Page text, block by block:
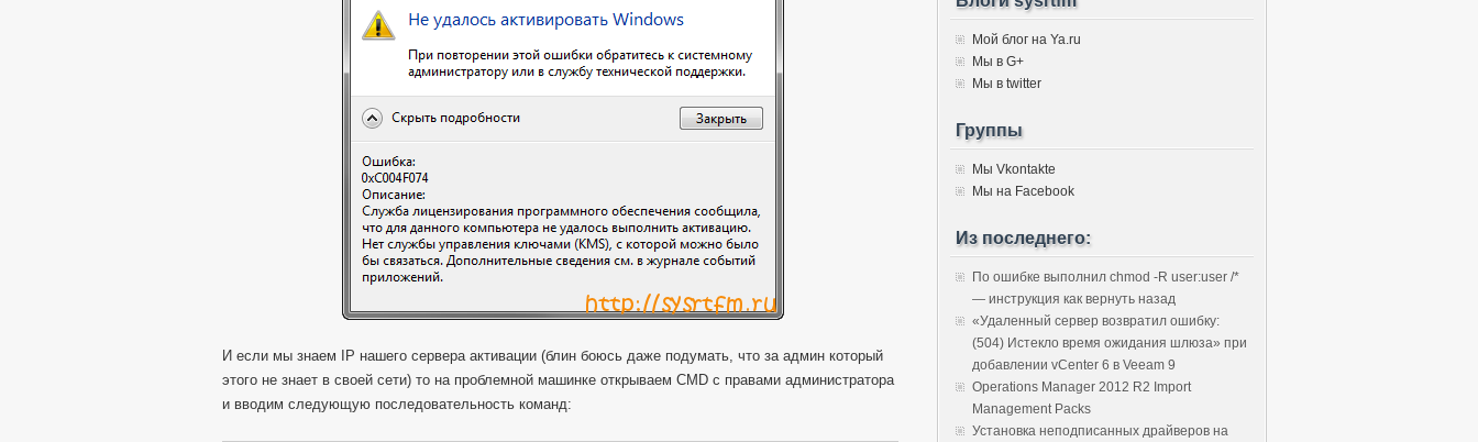
И если мы знаем IP нашего сервера активации (блин боюсь даже подумать, что за админ который
этого не знает в своей сети) то на проблемной машинке открываем CMD с правами администратора
и вводим следующую последовательность команд:
Мой блог на Ya.ru
Мы в G+
Мы в twitter
Группы
Мы Vkontakte
Мы на Facebook
Из последнего:
По ошибке выполнил chmod -R user:user /*
— инструкция как вернуть назад
«Удаленный сервер возвратил ошибку:
(504) Истекло время ожидания шлюза» при
добавлении vCenter 6 в Veeam 9
Operations Manager 2012 R2 Import
Management Packs
Установка неподписанных драйверов на